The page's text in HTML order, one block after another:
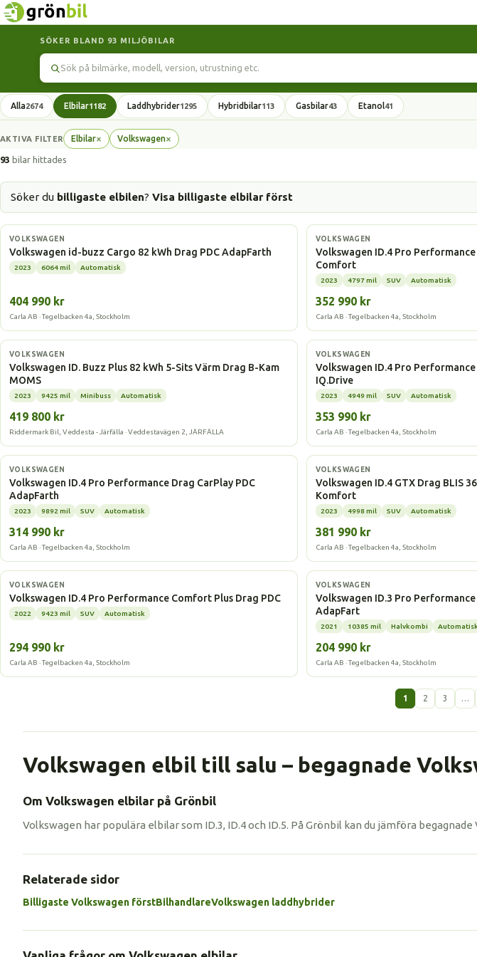
SÖKER BLAND 93 MILJÖBILAR
Alla2674 Elbilar1182 Laddhybrider1295 Hybridbilar113 Gasbilar43 Etanol41
AKTIVA FILTER Elbilar×
Ta
Volkswagen×
Ta
93 bilar hittades
Söker du billigaste elbilen? Visa billigaste elbilar först
Elbil
VOLKSWAGEN
Volkswagen id-buzz Cargo 82 kWh Drag PDC AdapFarth
2023 6064 mil Automatisk
404 990 kr
Carla AB · Tegelbacken 4a, Stockholm
Elbil
VOLKSWAGEN
Volkswagen ID.4 Pro Performance
Comfort
2023 4797 mil SUV Automatisk
352 990 kr
Carla AB · Tegelbacken 4a, Stockholm
Elbil
VOLKSWAGEN
Volkswagen ID. Buzz Plus 82 kWh 5-Sits Värm Drag B-Kam
MOMS
2023 9425 mil Minibuss Automatisk
419 800 kr
Riddermark Bil, Veddesta - Järfälla · Veddestavägen 2, JÄRFÄLLA
Elbil
VOLKSWAGEN
Volkswagen ID.4 Pro
IQ.Drive
2023 4949 mil SUV Automatisk
353 990 kr
Carla AB · Tegelbacken 4a, Stockholm
Elbil
VOLKSWAGEN
Volkswagen ID.4 Pro Performance Drag CarPlay PDC
AdapFarth
2023 9892 mil SUV Automatisk
314 990 kr
Carla AB · Tegelbacken 4a, Stockholm
Elbil
VOLKSWAGEN
Volkswagen ID.4 GTX Drag BLIS
Komfort
2023 4998 mil SUV Automatisk
381 990 kr
Carla AB · Tegelbacken 4a, Stockholm
Elbil
VOLKSWAGEN
Volkswagen ID.4 Pro Performance Comfort Plus Drag PDC
2022 9423 mil SUV Automatisk
294 990 kr
Carla AB · Tegelbacken 4a, Stockholm
Elbil
VOLKSWAGEN
Volkswagen ID.3 Pro Performance
AdapFart
2021 10385 mil Halvkombi Automatisk
204 990 kr
Carla AB · Tegelbacken 4a, Stockholm
1 2 3 …
Volkswagen elbil till salu – begagnade
Om Volkswagen elbilar på Grönbil
Volkswagen har populära elbilar som ID.3, ID.4 och ID.5. På Grönbil kan du jämföra
Relaterade sidor
Billigaste Volkswagen förstBilhandlareVolkswagen laddhybrider